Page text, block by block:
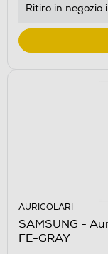
Ritiro in
AURICOLARI
SAMSUNG -
FE-GRAY